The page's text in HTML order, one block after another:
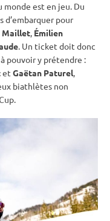
monde est en jeu. Du
d’embarquer pour
Maillet, Émilien
. Un ticket doit donc
pouvoir y prétendre :
et Gaëtan Paturel,
biathlètes non
.